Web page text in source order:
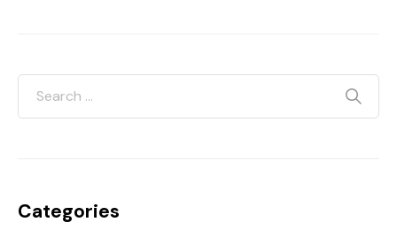
Categories